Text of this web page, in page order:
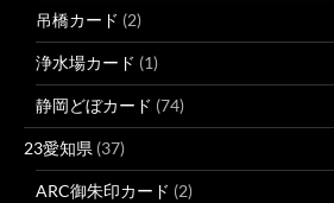
吊橋カード (2)
浄水場カード (1)
静岡どぼカード (74)
23愛知県 (37)
ARC御朱印カード (2)